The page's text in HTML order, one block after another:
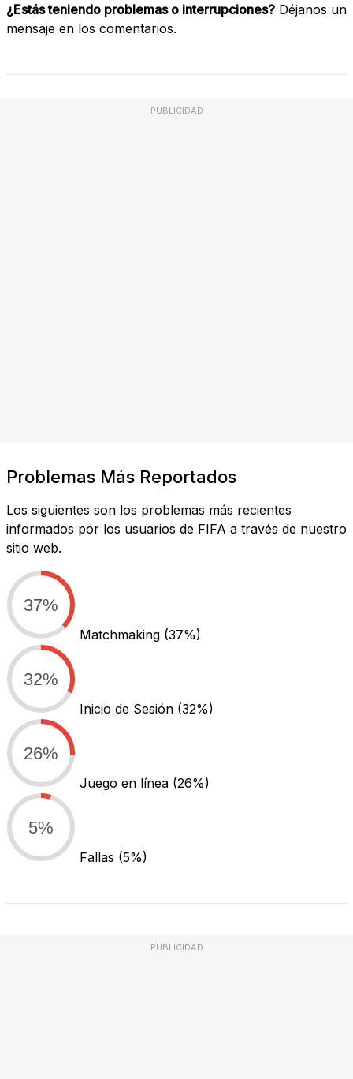
¿Estás teniendo problemas o interrupciones? Déjanos un
mensaje en los comentarios.
PUBLICIDAD
Problemas Más Reportados
Los siguientes son los problemas más recientes
informados por los usuarios de FIFA a través de nuestro
sitio web.
37%
Matchmaking (37%)
32%
Inicio de Sesión (32%)
26%
Juego en línea (26%)
5%
Fallas (5%)
PUBLICIDAD